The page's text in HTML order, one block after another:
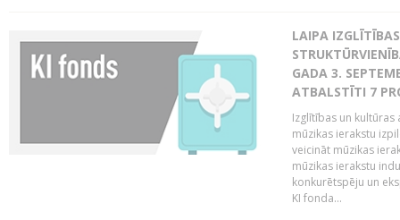
LAIPA
GADA 3.
ATBALSTĪTI 7
Izglītības un
mūzikas ierakstu
veicināt mūzikas
mūzikas ierakstu
konkurētspēju un
KI fonda...